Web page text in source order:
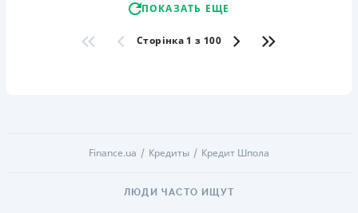
ПОКАЗАТЬ ЕЩЕ
Сторінка 1 з 100
Finance.ua Кредиты Кредит Шпола
ЛЮДИ ЧАСТО ИЩУТ